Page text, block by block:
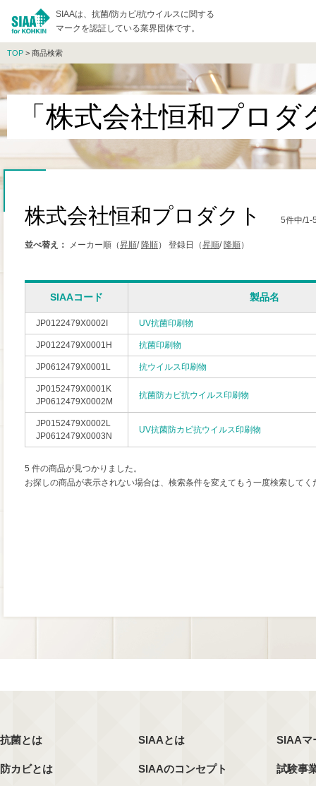
SIAAは、抗菌/防カビ/抗ウイルスに関する
マークを認証している業界団体です。
TOP > 商品検索
「株式会社恒和プロ
株式会社恒和プロダクト 5件中/1-
並べ替え： メーカー順（昇順/ 降順） 登録日（昇順/ 降順）
SIAAコード 製品名
JP0122479X0002I UV抗菌印刷物
JP0122479X0001H 抗菌印刷物
JP0612479X0001L 抗ウイルス印刷物
JP0152479X0001K
JP0612479X0002M
抗菌防カビ抗ウイルス印刷物
JP0152479X0002L
JP0612479X0003N
UV抗菌防カビ抗ウイルス印刷物
5 件の商品が見つかりました。
お探しの商品が表示されない場合は、検索条件を変えてもう一度検索してく
抗菌とは
防カビとは
SIAAとは
SIAAのコンセプト
SIAAマ
試験事